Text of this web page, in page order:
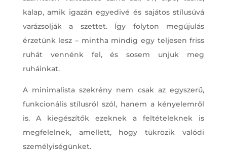
kalap, amik igazán egyedivé és sajátos stílusúvá
varázsolják a szettet. Így folyton megújulás
érzetünk lesz – mintha mindig egy teljesen friss
ruhát vennénk fel, és sosem unjuk meg
ruháinkat.
A minimalista szekrény nem csak az egyszerű,
funkcionális stílusról szól, hanem a kényelemről
is. A kiegészítők ezeknek a feltételeknek is
megfelelnek, amellett, hogy tükrözik valódi
személyiségünket.